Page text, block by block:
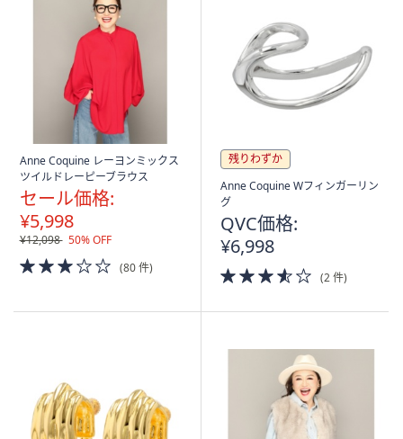
Anne Coquine レーヨンミックス
ツイルドレーピーブラウス
セール価格:
¥5,998
¥12,098 50% OFF
3.0
of
Stars
(80 件)
残りわずか
Anne Coquine Wフィンガーリン
グ
QVC価格:
¥6,998
3.5
of
(2 件)